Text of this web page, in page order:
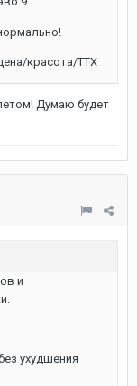
красота/ТТХ
Думаю будет
и
ухудшения